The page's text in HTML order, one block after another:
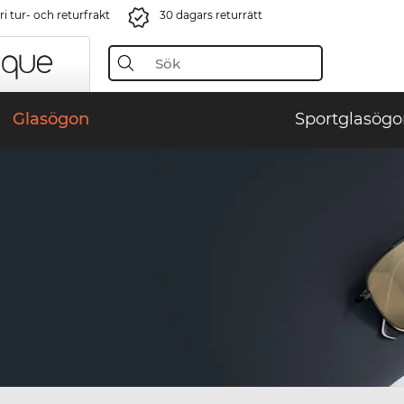
tur- och returfrakt 30 dagars returrätt
Glasögon